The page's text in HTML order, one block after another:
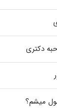
دکتری
میشم؟